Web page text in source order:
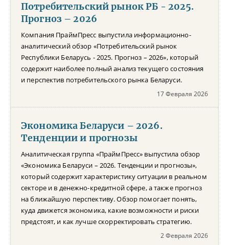
Потребительский рынок РБ - 2025.
Прогноз – 2026
Компания ПраймПресс выпустила информационно-
аналитический обзор «Потребительский рынок
Республики Беларусь - 2025. Прогноз – 2026», который
содержит наиболее полный анализ текущего состояния
и перспектив потребительского рынка Беларуси.
17 Февраля 2026
Экономика Беларуси – 2026.
Тенденции и прогнозы
Аналитическая группа «ПраймПресс» выпустила обзор
«Экономика Беларуси – 2026. Тенденции и прогнозы»,
который содержит характеристику ситуации в реальном
секторе и в денежно-кредитной сфере, а также прогноз
на ближайшую перспективу. Обзор помогает понять,
куда движется экономика, какие возможности и риски
предстоят, и как лучше скорректировать стратегию.
2 Февраля 2026